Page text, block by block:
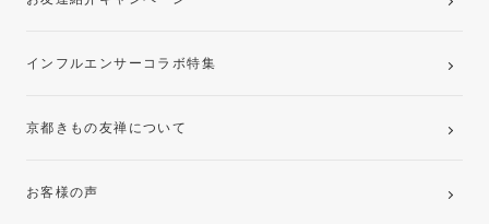
インフルエンサーコラボ特集
京都きもの友禅について
お客様の声